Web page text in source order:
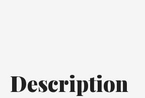
Description